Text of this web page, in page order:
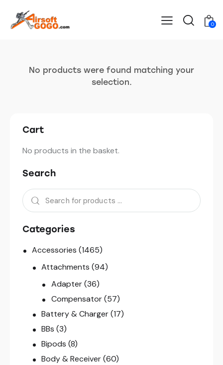
0
No products were found matching your
selection.
Cart
No products in the basket.
Search
Categories
Accessories (1465)
Attachments (94)
Adapter (36)
Compensator (57)
Battery & Charger (17)
BBs (3)
Bipods (8)
Body & Receiver (60)